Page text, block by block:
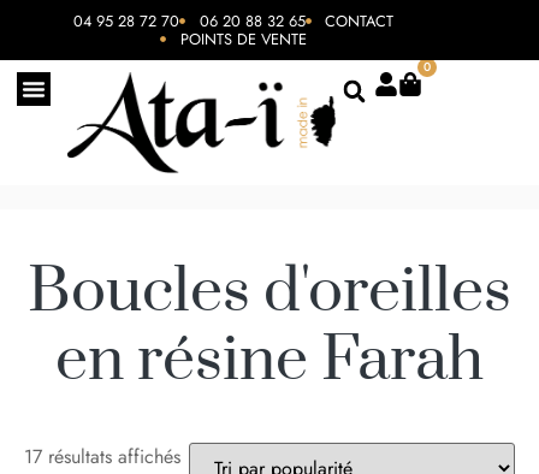
04 95 28 72 70 06 20 88 32 65 CONTACT
POINTS DE VENTE
0
Boucles d'oreilles
en résine Farah
17 résultats affichés